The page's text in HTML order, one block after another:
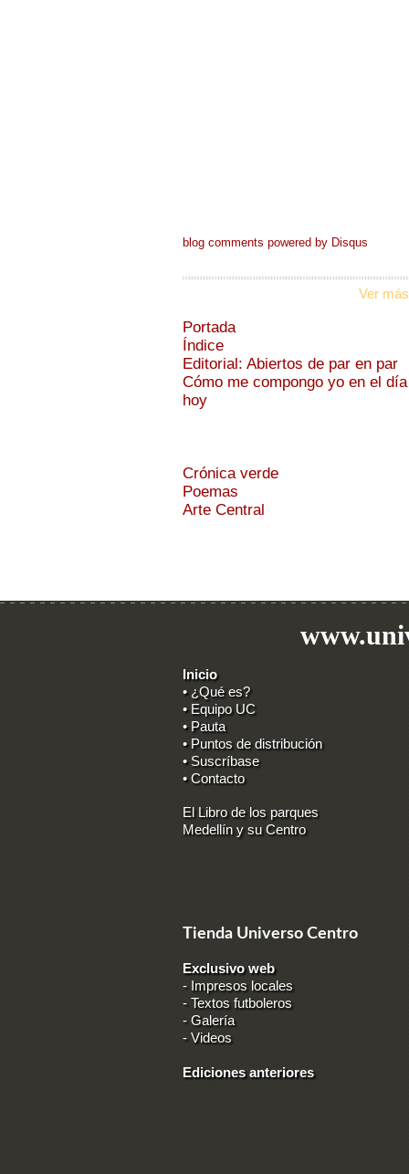
blog comments powered by Disqus
Ver
Portada
Índice
Editorial: Abiertos de par en par
Cómo me compongo yo en el
hoy
Crónica verde
Poemas
Arte Central
Inicio
• ¿Qué es?
• Equipo UC
• Pauta
• Puntos de distribución
• Suscríbase
• Contacto
El Libro de los parques
Medellín y su Centro
Tienda Universo Centro
Exclusivo web
- Impresos locales
- Textos futboleros
-Galería
-Videos
Ediciones anteriores